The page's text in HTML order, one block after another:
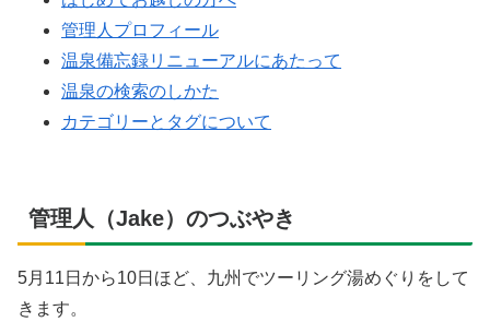
管理人プロフィール
温泉備忘録リニューアルにあたって
温泉の検索のしかた
カテゴリーとタグについて
管理人（Jake）のつぶやき
5月11日から10日ほど、九州でツーリング湯めぐりをして
きます。